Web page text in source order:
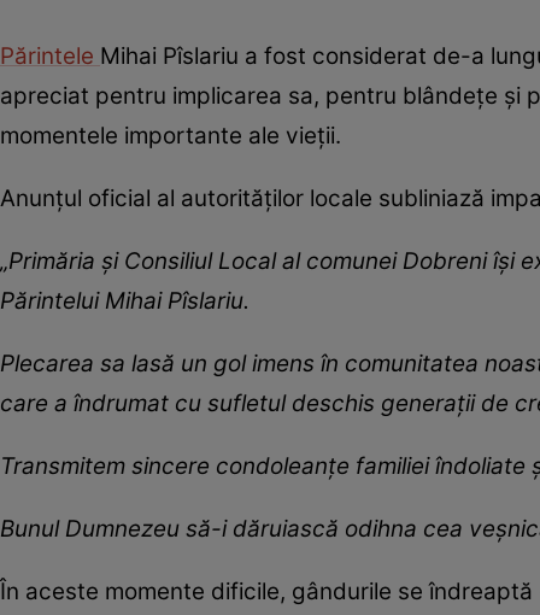
Părintele Mihai Pîslariu a fost considerat de-a
apreciat pentru implicarea sa, pentru blândețe și
momentele importante ale vieții.
Anunțul oficial al autorităților locale subliniază
„Primăria și Consiliul Local al comunei Dobreni
Părintelui Mihai Pîslariu.
Plecarea sa lasă un gol imens în comunitatea
care a îndrumat cu sufletul deschis generații de
Transmitem sincere condoleanțe familiei
Bunul Dumnezeu să-i dăruiască odihna cea
În aceste momente dificile, gândurile se